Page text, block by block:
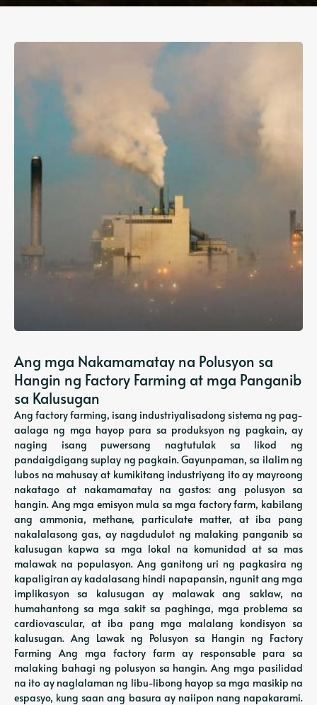
Ang mga Nakamamatay na Polusyon sa
Hangin ng Factory Farming at mga Panganib
sa Kalusugan
Ang factory farming, isang industriyalisadong sistema ng pag-
aalaga ng mga hayop para sa produksyon ng pagkain, ay
naging isang puwersang nagtutulak sa likod ng
pandaigdigang suplay ng pagkain. Gayunpaman, sa ilalim ng
lubos na mahusay at kumikitang industriyang ito ay mayroong
nakatago at nakamamatay na gastos: ang polusyon sa
hangin. Ang mga emisyon mula sa mga factory farm, kabilang
ang ammonia, methane, particulate matter, at iba pang
nakalalasong gas, ay nagdudulot ng malaking panganib sa
kalusugan kapwa sa mga lokal na komunidad at sa mas
malawak na populasyon. Ang ganitong uri ng pagkasira ng
kapaligiran ay kadalasang hindi napapansin, ngunit ang mga
implikasyon sa kalusugan ay malawak ang saklaw, na
humahantong sa mga sakit sa paghinga, mga problema sa
cardiovascular, at iba pang mga malalang kondisyon sa
kalusugan. Ang Lawak ng Polusyon sa Hangin ng Factory
Farming Ang mga factory farm ay responsable para sa
malaking bahagi ng polusyon sa hangin. Ang mga pasilidad
na ito ay naglalaman ng libu-libong hayop sa mga masikip na
espasyo, kung saan ang basura ay naiipon nang napakarami.